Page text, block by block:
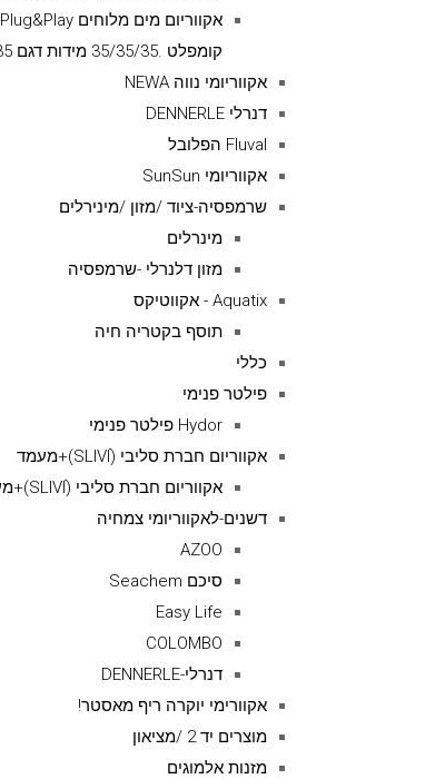
אקווריום מים מלוחים Plug&Play
קומפלט .35/35/35 מידות דגם AM 35
אקווריומי נווה NEWA
דנרלי DENNERLE
Fluval הפלובל
אקווריומי SunSun
שרמפסיה-ציוד /מזון /מינירלים
מינרלים
מזון דלנרלי -שרמפסיה
Aquatix - אקווטיקס
תוסף בקטריה חיה
כללי
פילטר פנימי
Hydor פילטר פנימי
אקווריום חברת סליבי (SLIVIׂׂ)+מעמד
אקווריום חברת סליבי (SLIVIׂׂ)+מעמד
דשנים-לאקווריומי צמחיה
AZOO
סיכם Seachem
Easy Life
COLOMBO
דנרלי-DENNERLE
אקוורימי יוקרה ריף מאסטר!
מוצרים יד 2 /מציאון
מזנות אלמוגים